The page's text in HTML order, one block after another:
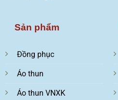
Sản phẩm
Đồng phục
Áo thun
Áo thun VNXK